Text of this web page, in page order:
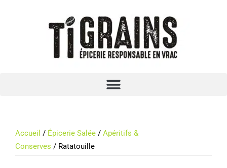
Accueil / Épicerie Salée / Apéritifs &
Conserves / Ratatouille